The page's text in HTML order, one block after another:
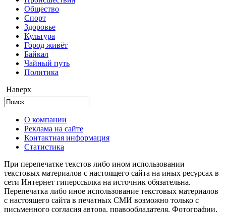
Общество
Cпорт
Здоровье
Культура
Город живёт
Байкал
Чайный путь
Политика
Наверх
О компании
Реклама на сайте
Контактная информация
Статистика
При перепечатке текстов либо ином использовании
текстовых материалов с настоящего сайта на иных ресурсах в
сети Интернет гиперссылка на источник обязательна.
Перепечатка либо иное использование текстовых материалов
с настоящего сайта в печатных СМИ возможно только с
письменного согласия автора, правообладателя. Фотографии,